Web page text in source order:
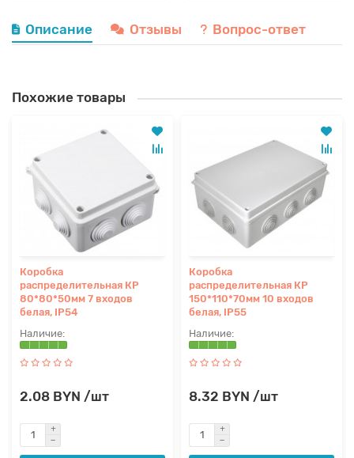
Описание Отзывы Вопрос-ответ
Похожие товары
Коробка
распределительная КР
80*80*50мм 7 входов
белая, IP54
2.08 BYN /шт
Коробка
распределительная КР
150*110*70мм 10 входов
белая, IP55
8.32 BYN /шт